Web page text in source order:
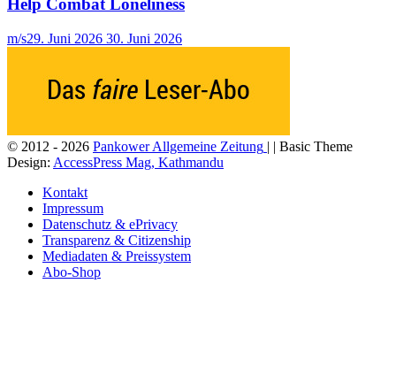
Help Combat Loneliness
m/s29. Juni 2026 30. Juni 2026
© 2012 - 2026 Pankower Allgemeine Zeitung | | Basic Theme
Design: AccessPress Mag, Kathmandu
Kontakt
Impressum
Datenschutz & ePrivacy
Transparenz & Citizenship
Mediadaten & Preissystem
Abo-Shop